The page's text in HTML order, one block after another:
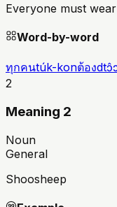
Everyone must
Word-by-word
ทุกคนtúk-konต้อง
2
Meaning 2
Noun
General
Shoosheep